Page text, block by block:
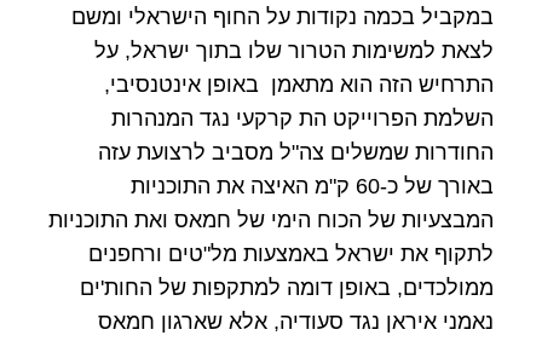
במקביל בכמה נקודות על החוף הישראלי ומשם
לצאת למשימות הטרור שלו בתוך ישראל, על
התרחיש הזה הוא מתאמן באופן אינטנסיבי,
השלמת הפרוייקט הת קרקעי נגד המנהרות
החודרות שמשלים צה"ל מסביב לרצועת עזה
באורך של כ-60 ק"מ האיצה את התוכניות
המבצעיות של הכוח הימי של חמאס ואת התוכניות
לתקוף את ישראל באמצעות מל"טים ורחפנים
ממולכדים, באופן דומה למתקפות של החות'ים
נאמני איראן נגד סעודיה, אלא שארגון חמאס